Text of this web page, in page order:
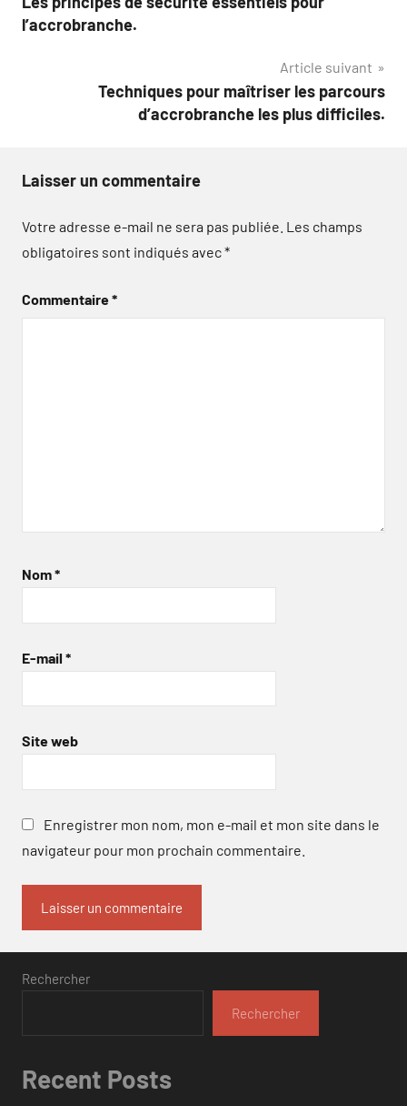
de
l’accrobranche.
Article suivant
Techniques pour maîtriser les parcours
d’accrobranche les plus difficiles.
Laisser un commentaire
Votre adresse e-mail ne sera pas publiée. Les champs
obligatoires sont indiqués avec*
Commentaire*
Nom*
E-mail *
Site web
Enregistrer mon nom, mon e-mail et mon site dans le
navigateur pour mon prochain commentaire.
Rechercher
Rechercher
Recent Posts